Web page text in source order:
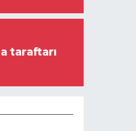
taraftarı